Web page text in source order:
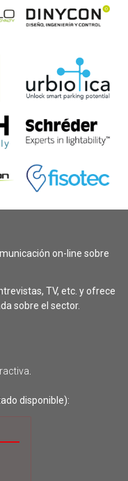
on-line sobre
TV, etc. y ofrece
sobre el sector.
disponible):